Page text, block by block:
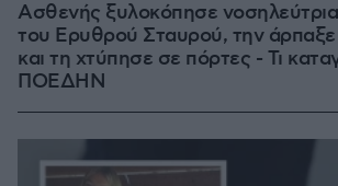
Ασθενής ξυλοκόπησε
του Ερυθρού Σταυρού, την άρπαξε
και τη χτύπησε σε πόρτες - Τι
ΠΟΕΔΗΝ